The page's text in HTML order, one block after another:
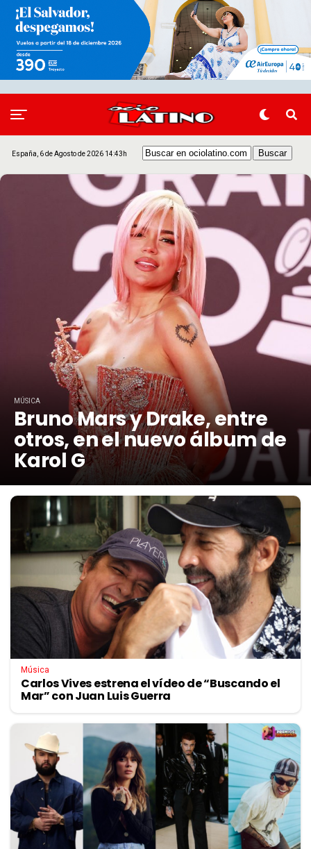
España, 6 de Agosto de 2026 14:43h
MÚSICA
Bruno Mars y Drake, entre
otros, en el nuevo álbum de
Karol G
Música
Carlos Vives estrena el vídeo de “Buscando el
Mar” con Juan Luis Guerra